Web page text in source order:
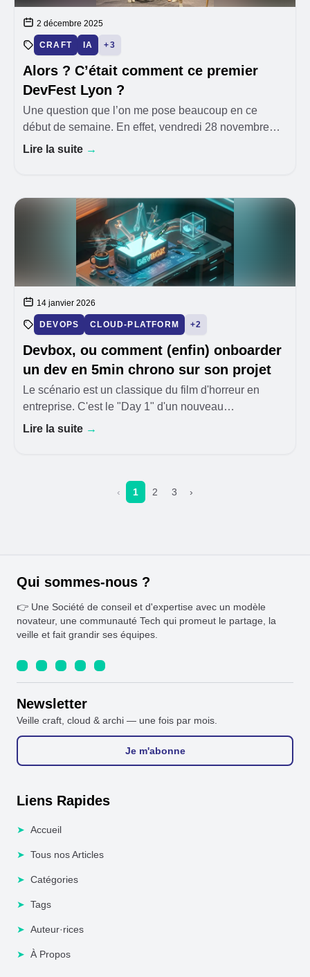
2 décembre 2025
CRAFT IA +3
Alors ? C’était comment ce premier
DevFest Lyon ?
Une question que l’on me pose beaucoup en ce
début de semaine. En effet, vendredi 28 novembre
2025, nous avons eu la chance, avec plusieurs
Lire la suite →
14 janvier 2026
DEVOPS CLOUD-PLATFORM +2
Devbox, ou comment (enfin) onboarder
un dev en 5min chrono sur son projet
Le scénario est un classique du film d'horreur en
entreprise. C'est le "Day 1" d'un nouveau
développeur. Il est motivé, son café est chaud, sa
Lire la suite →
‹ 1 2 3 ›
Qui sommes-nous ?
👉 Une Société de conseil et d'expertise avec un modèle
novateur, une communauté Tech qui promeut le partage, la
veille et fait grandir ses équipes.
Newsletter
Veille craft, cloud & archi — une fois par mois.
Je m'abonne
Liens Rapides
➤ Accueil
➤ Tous nos Articles
➤ Catégories
➤ Tags
➤ Auteur·rices
➤ À Propos